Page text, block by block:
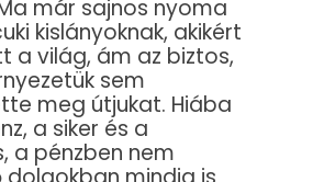
már sajnos nyoma
kislányoknak, akikért
a világ, ám az biztos,
sem
meg útjukat. Hiába
a siker és a
a pénzben nem